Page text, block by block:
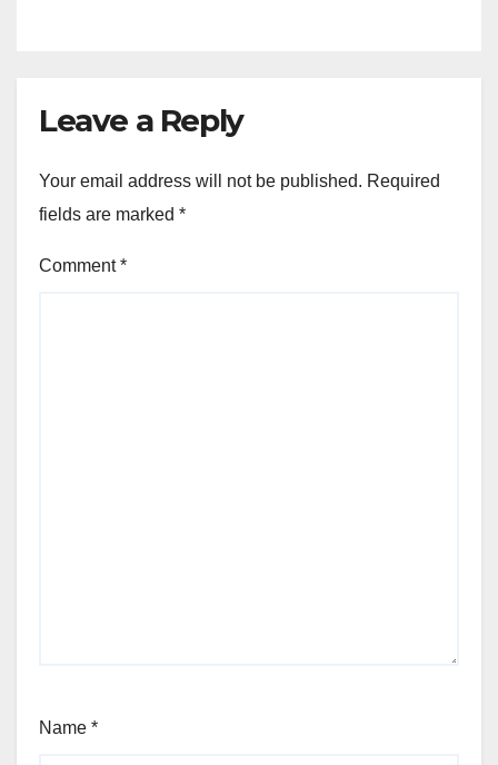
Leave a Reply
Your email address will not be published. Required
fields are marked *
Comment*
Name *